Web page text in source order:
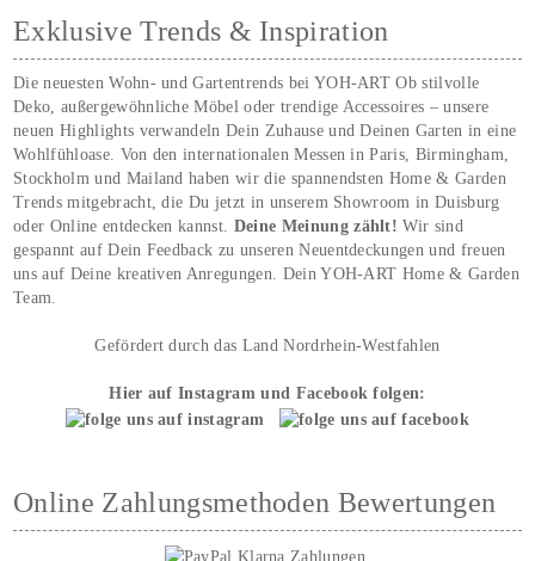
Exklusive Trends & Inspiration
Die neuesten Wohn- und Gartentrends bei YOH‑ART Ob stilvolle
Deko, außergewöhnliche Möbel oder trendige Accessoires – unsere
neuen Highlights verwandeln Dein Zuhause und Deinen Garten in eine
Wohlfühloase. Von den internationalen Messen in Paris, Birmingham,
Stockholm und Mailand haben wir die spannendsten Home & Garden
Trends mitgebracht, die Du jetzt in unserem Showroom in Duisburg
oder Online entdecken kannst. Deine Meinung zählt!Wir sind
gespannt auf Dein Feedback zu unseren Neuentdeckungen und freuen
uns auf Deine kreativen Anregungen. Dein YOH‑ART Home & Garden
Team.
Gefördert durch das Land Nordrhein-Westfahlen
Hier auf Instagram und Facebook folgen:
Online Zahlungsmethoden Bewertungen